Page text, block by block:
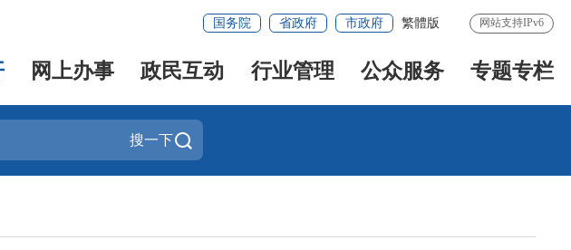
国务院 省政府 市政府 繁體版 网站支持IPv6
网上办事 政民互动 行业管理 公众服务 专题专栏
搜一下